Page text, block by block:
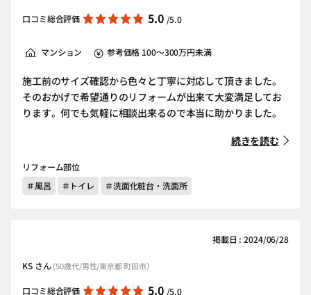
口コミ総合評価 5.0 /5.0
マンション 参考価格 100～300万円未満
施工前のサイズ確認から色々と丁寧に対応して頂きました。
そのおかげで希望通りのリフォームが出来て大変満足してお
ります。何でも気軽に相談出来るので本当に助かりました。
続きを読む
リフォーム部位
＃風呂
＃トイレ ＃洗面化粧台・洗面所
掲載日 : 2024/06/28
KS さん(50歳代/男性/東京都 町田市）
口コミ総合評価 5.0 /5.0